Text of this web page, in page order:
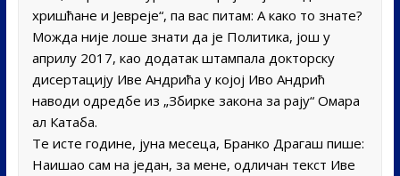
хришћане и Јевреје“, па вас питам: А како то знате?
Можда није лоше знати да је Политика, још у
априлу 2017, као додатак штампала докторску
дисертацију Иве Андрића у којој Иво Андрић
наводи одредбе из „Збирке закона за рају“ Омара
ал Катаба.
Те исте године, јуна месеца, Бранко Драгаш пише:
Наишао сам на један, за мене, одличан текст Иве